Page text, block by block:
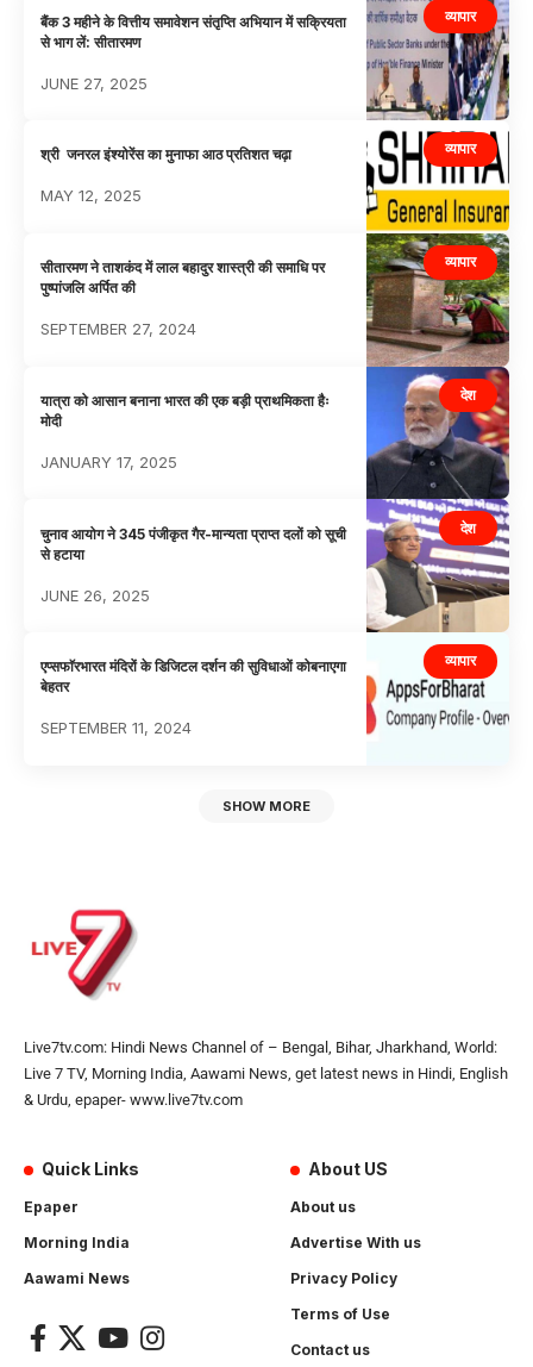
व्यापार
बैंक 3 महीने के वित्तीय समावेशन संतृप्ति अभियान में सक्रियता
से भाग लें: सीतारमण
JUNE 27, 2025
व्यापार
श्री जनरल इंश्योरेंस का मुनाफा आठ प्रतिशत चढ़ा
MAY 12, 2025
व्यापार
सीतारमण ने ताशकंद में लाल बहादुर शास्त्री की समाधि पर
पुष्पांजलि अर्पित की
SEPTEMBER 27, 2024
देश
यात्रा को आसान बनाना भारत की एक बड़ी प्राथमिकता हैः
मोदी
JANUARY 17, 2025
देश
चुनाव आयोग ने 345 पंजीकृत गैर-मान्यता प्राप्त दलों को सूची
से हटाया
JUNE 26, 2025
व्यापार
एप्सफाॅरभारत मंदिरों के डिजिटल दर्शन की सुविधाओं कोबनाएगा
बेहतर
SEPTEMBER 11, 2024
SHOW MORE
Live7tv.com: Hindi News Channel of – Bengal, Bihar, Jharkhand, World:
Live 7 TV, Morning India, Aawami News, get latest news in Hindi, English
& Urdu, epaper- www.live7tv.com
Quick Links
Epaper
Morning India
Aawami News
About US
About us
Advertise With us
Privacy Policy
Terms of Use
Contact us